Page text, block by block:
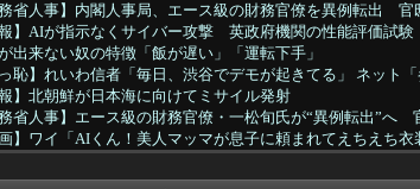
務省人事】内閣人事局、エース級の財務官僚を異例転出 官
報】AIが指示なくサイバー攻撃 英政府機関の性能評価試験
出来ない奴の特徴「飯が遅い」「運転下手」
っ恥】れいわ信者「毎日、渋谷でデモが起きてる」 ネット
報】北朝鮮が日本海に向けてミサイル発射
務省人事】エース級の財務官僚・一松旬氏が“異例転出”へ
画】ワイ「AIくん！美人マッマが息子に頼まれてえちえち衣
日…北朝鮮から弾道ミサイルの可能性のあるもの発射 防